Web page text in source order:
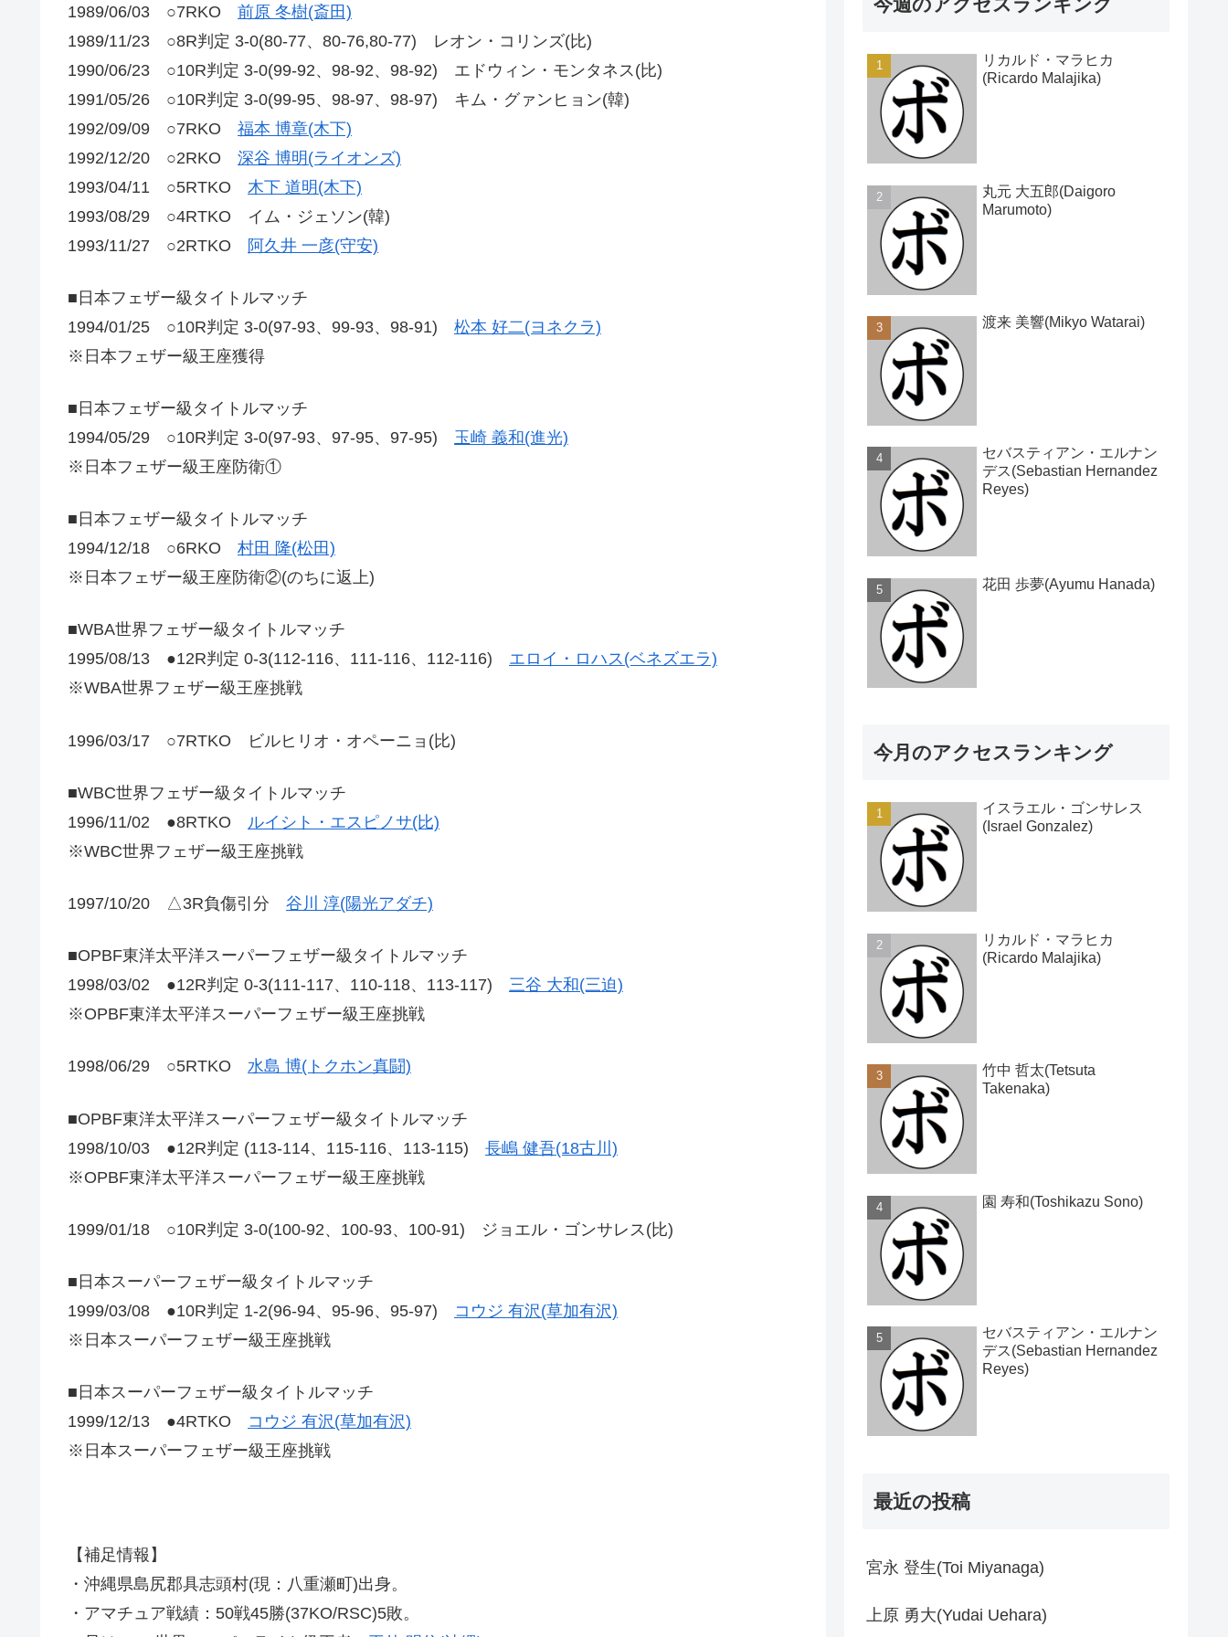
1989/06/03 ○7RKO 前原 冬樹(斎田)
1989/11/23 ○8R判定 3-0(80-77、80-76,80-77) レオン・コリンズ(比)
1990/06/23 ○10R判定 3-0(99-92、98-92、98-92) エドウィン・モンタネス(比)
1991/05/26 ○10R判定 3-0(99-95、98-97、98-97) キム・グァンヒョン(韓)
1992/09/09 ○7RKO 福本 博章(木下)
1992/12/20 ○2RKO 深谷 博明(ライオンズ)
1993/04/11 ○5RTKO 木下 道明(木下)
1993/08/29 ○4RTKO イム・ジェソン(韓)
1993/11/27 ○2RTKO 阿久井 一彦(守安)
■日本フェザー級タイトルマッチ
1994/01/25 ○10R判定 3-0(97-93、99-93、98-91) 松本 好二(ヨネクラ)
※日本フェザー級王座獲得
■日本フェザー級タイトルマッチ
1994/05/29 ○10R判定 3-0(97-93、97-95、97-95) 玉崎 義和(進光)
※日本フェザー級王座防衛①
■日本フェザー級タイトルマッチ
1994/12/18 ○6RKO 村田 隆(松田)
※日本フェザー級王座防衛②(のちに返上)
■WBA世界フェザー級タイトルマッチ
1995/08/13 ●12R判定 0-3(112-116、111-116、112-116) エロイ・ロハス(ベネズエラ)
※WBA世界フェザー級王座挑戦
1996/03/17 ○7RTKO ビルヒリオ・オペーニョ(比)
■WBC世界フェザー級タイトルマッチ
1996/11/02 ●8RTKO ルイシト・エスピノサ(比)
※WBC世界フェザー級王座挑戦
1997/10/20 △3R負傷引分 谷川 淳(陽光アダチ)
■OPBF東洋太平洋スーパーフェザー級タイトルマッチ
1998/03/02 ●12R判定 0-3(111-117、110-118、113-117) 三谷 大和(三迫)
※OPBF東洋太平洋スーパーフェザー級王座挑戦
1998/06/29 ○5RTKO 水島 博(トクホン真闘)
■OPBF東洋太平洋スーパーフェザー級タイトルマッチ
1998/10/03 ●12R判定 (113-114、115-116、113-115) 長嶋 健吾(18古川)
※OPBF東洋太平洋スーパーフェザー級王座挑戦
1999/01/18 ○10R判定 3-0(100-92、100-93、100-91) ジョエル・ゴンサレス(比)
■日本スーパーフェザー級タイトルマッチ
1999/03/08 ●10R判定 1-2(96-94、95-96、95-97) コウジ 有沢(草加有沢)
※日本スーパーフェザー級王座挑戦
■日本スーパーフェザー級タイトルマッチ
1999/12/13 ●4RTKO コウジ 有沢(草加有沢)
※日本スーパーフェザー級王座挑戦
【補足情報】
・沖縄県島尻郡具志頭村(現：八重瀬町)出身。
・アマチュア戦績：50戦45勝(37KO/RSC)5敗。
今週のアクセスランキング
リカルド・マラヒカ
(Ricardo Malajika)
丸元 大五郎(Daigoro
Marumoto)
渡来 美響(Mikyo Watarai)
セバスティアン・エルナン
デス(Sebastian Hernandez
Reyes)
花田 歩夢(Ayumu Hanada)
今月のアクセスランキング
イスラエル・ゴンサレス
(Israel Gonzalez)
リカルド・マラヒカ
(Ricardo Malajika)
竹中 哲太(Tetsuta
Takenaka)
園 寿和(Toshikazu Sono)
セバスティアン・エルナン
デス(Sebastian Hernandez
Reyes)
最近の投稿
宮永 登生(Toi Miyanaga)
上原 勇大(Yudai Uehara)